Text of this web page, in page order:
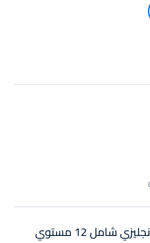
افضل كورس انجليزي شامل 12 مستوي